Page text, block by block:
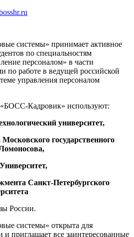
системы» принимает активное
по специальностям
персоналом» в части
по работе в ведущей российской
управления персоналом
Кадровик» используют:
университет,
государственного
Санкт-Петербургского
России.
системы» открыта для
и приглашает все заинтересованные